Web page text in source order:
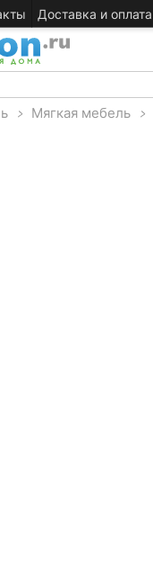
Доставка и оплата
> Мягкая мебель >